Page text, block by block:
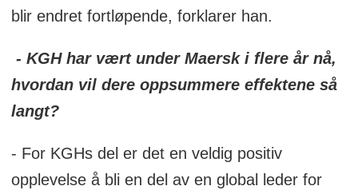
blir endret fortløpende, forklarer han.
- KGH har vært under Maersk i flere år nå,
hvordan vil dere oppsummere effektene så
langt?
- For KGHs del er det en veldig positiv
opplevelse å bli en del av en global leder for